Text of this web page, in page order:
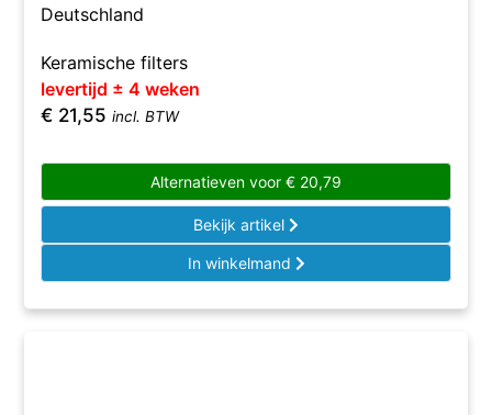
Deutschland
Keramische filters
levertijd ± 4 weken
€ 21,55 incl. BTW
Alternatieven voor € 20,79
Bekijk artikel
In winkelmand